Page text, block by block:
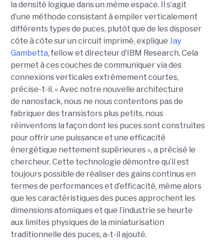
la densité logique dans un même espace. Il s’agit
d’une méthode consistant à empiler verticalement
différents types de puces, plutôt que de les disposer
côte à côte sur un circuit imprimé, explique Jay
Gambetta, fellow et directeur d’IBM Research. Cela
permet à ces couches de communiquer via des
connexions verticales extrêmement courtes,
précise-t-il. « Avec notre nouvelle architecture
de nanostack, nous ne nous contentons pas de
fabriquer des transistors plus petits, nous
réinventons la façon dont les puces sont construites
pour offrir une puissance et une efficacité
énergétique nettement supérieures », a précisé le
chercheur. Cette technologie démontre qu’il est
toujours possible de réaliser des gains continus en
termes de performances et d’efficacité, même alors
que les caractéristiques des puces approchent les
dimensions atomiques et que l’industrie se heurte
aux limites physiques de la miniaturisation
traditionnelle des puces, a-t-il ajouté.